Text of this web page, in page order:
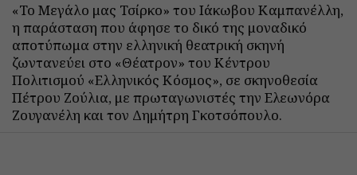
«Το Μεγάλο μας Τσίρκο» του Ιάκωβου Καμπανέλλη,
η παράσταση που άφησε το δικό της μοναδικό
αποτύπωμα στην ελληνική θεατρική σκηνή
ζωντανεύει στο «Θέατρον» του Κέντρου
Πολιτισμού «Ελληνικός Κόσμος», σε σκηνοθεσία
Πέτρου Ζούλια, με πρωταγωνιστές την Ελεωνόρα
Ζουγανέλη και τον Δημήτρη Γκοτσόπουλο.